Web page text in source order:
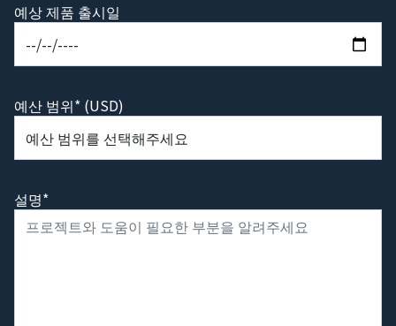
예상 제품 출시일
예산 범위* (USD)
설명*